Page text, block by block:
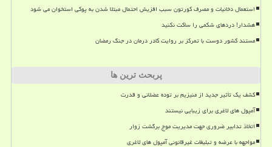
استعمال دخانیات و مصرف کورتون سبب افزیش احتمال مبتلا شدن به پوکی استخوان می شود
هشدار! دردهای شکمی را ساکت نکنید
مستند کشور دوست با تمرکز بر روایت کادر درمان در جنگ رمضان
پربحث ترین ها
کشف یک تأثیر جدید از منیزیم بر توده عضلانی و قدرت
آمپول های لاغری برای زیبایی نیستند
اتخاذ تدابیر ضروری جهت مدیریت موج برگشت زوار
مواجهه با عرضه و تبلیغات غیرقانونی آمپول های لاغری